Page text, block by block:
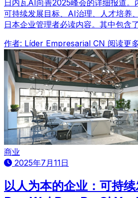
日内瓦AI向善2025峰会的详细报道
可持续发展目标、AI治理、人才培养
日本企业管理者必读内容。其中包含
作者: Líder Empresarial CN 阅读更
商业
2025年7月11日
以人为本的企业：可持